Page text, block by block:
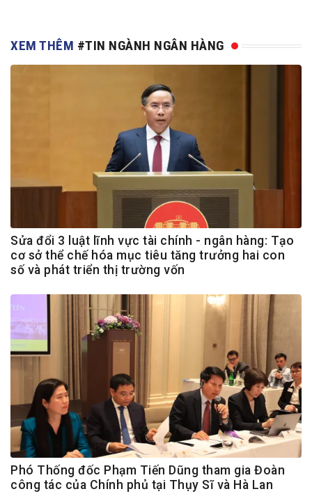
XEM THÊM #TIN NGÀNH NGÂN HÀNG
Sửa đổi 3 luật lĩnh vực tài chính - ngân hàng: Tạo
cơ sở thể chế hóa mục tiêu tăng trưởng hai con
số và phát triển thị trường vốn
Phó Thống đốc Phạm Tiến Dũng tham gia Đoàn
công tác của Chính phủ tại Thụy Sĩ và Hà Lan